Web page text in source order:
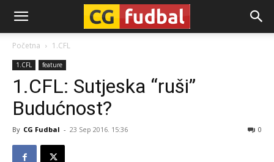
CG-
Fudbal
Početna 1.CFL
1.CFL feature
1.CFL: Sutjeska “ruši”
Budućnost?
By CG Fudbal - 23 Sep 2016. 15:36 0